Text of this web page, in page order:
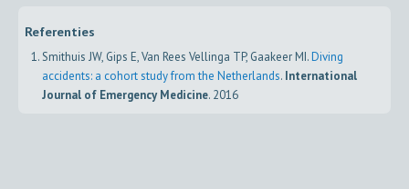
Referenties
Smithuis JW, Gips E, Van Rees Vellinga TP, Gaakeer MI.Diving
accidents: a cohort study from the Netherlands. International
Journal of Emergency Medicine. 2016